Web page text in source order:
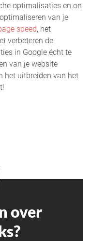
optimalisaties en on
van je
speed, het
verbeteren de
in Google écht te
van je website
het uitbreiden van het
over